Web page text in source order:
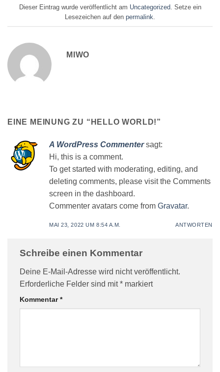
Dieser Eintrag wurde veröffentlicht am Uncategorized . Setze ein
Lesezeichen auf den permalink
MIWO
EINE MEINUNG ZU “ HELLO WORLD!”
A WordPress Commenter sagt:
Hi, this is a comment.
To get started with moderating, editing, and
deleting comments, please visit the Comments
screen in the dashboard.
Commenter avatars come from Gravatar.
MAI 23, 2022 UM 8:54 A.M. ANTWORTEN
Schreibe einen Kommentar
Deine E-Mail-Adresse wird nicht veröffentlicht.
Erforderliche Felder sind mit* markiert
Kommentar*